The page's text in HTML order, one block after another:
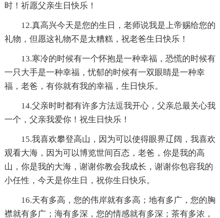
时！祈愿父亲生日快乐！
12.真高兴今天是您的生日，老师说我是上帝赐给您的
礼物，但愿这礼物不是太糟糕，祝老爸生日快乐！
13.寒冷的时候有一个怀抱是一种幸福，恐慌的时候有
一只大手是一种幸福，忧郁的时候有一双眼睛是一种幸
福，老爸，有你就有我的幸福，生日快乐。
14.父亲时时都有许多方法逗我开心，父亲总最关心我
一个，父亲我爱你！祝生日快乐！
15.我喜欢攀登高山，因为可以使得眼界辽阔，我喜欢
观看大海，因为可以博览世间百态，老爸，你是我的高
山，你是我的大海，谢谢你教会我成长，谢谢你包容我的
小任性，今天是你生日，祝你生日快乐。
16.天有多高，您的伟岸就有多高；地有多广，您的胸
襟就有多广；海有多深，您的情感就有多深；茶有多浓，